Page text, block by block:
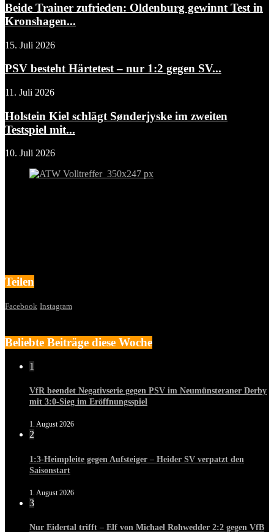
Beide Trainer zufrieden: Oldenburg gewinnt Test in
Kronshagen...
15. Juli 2026
PSV besteht Härtetest – nur 1:2 gegen SV...
11. Juli 2026
Holstein Kiel schlägt Sønderjyske im zweiten
Testspiel mit...
10. Juli 2026
Teilen
Facebook Instagram
Beliebte Beiträge diese Woche
1
VfR beendet Negativserie gegen PSV im Neumünsteraner Derby
mit 3:0-Sieg im Eröffnungsspiel
1. August 2026
2
1:3-Heimpleite gegen Aufsteiger – Heider SV verpatzt den
Saisonstart
1. August 2026
3
Nur Eidertal trifft – Elf von Michael Rohwedder 2:2 gegen VfB